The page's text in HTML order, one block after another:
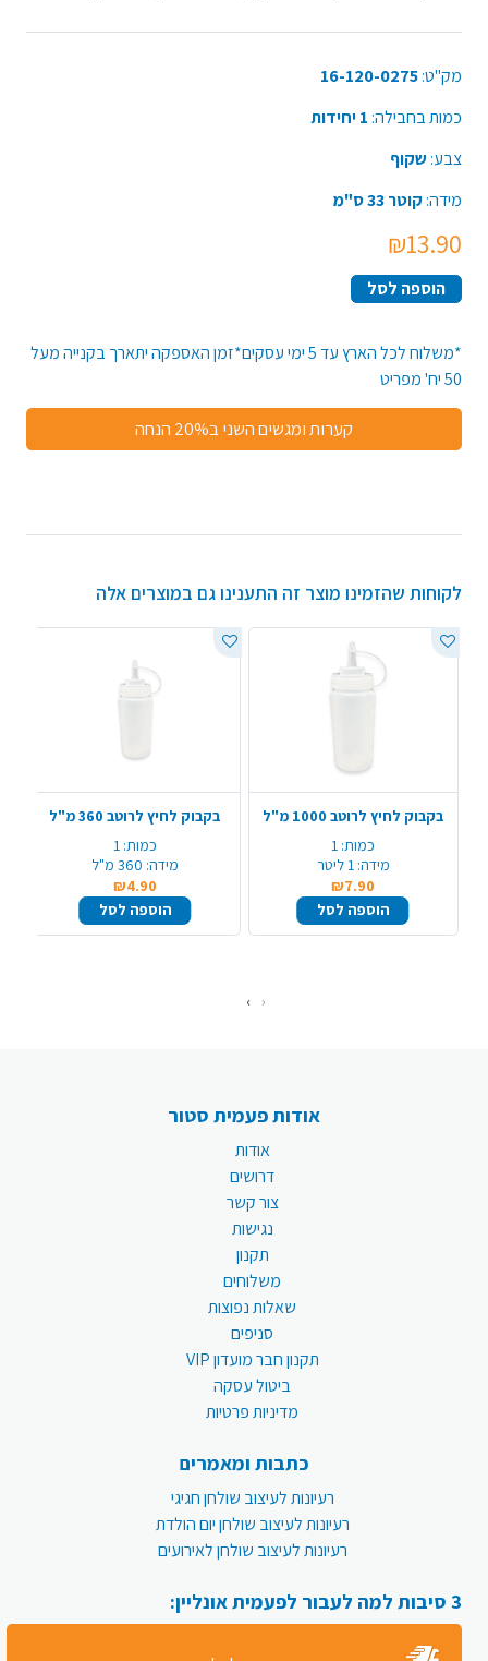
מק"ט:16-120-0275
כמות בחבילה: 1 יחידות
צבע: שקוף
מידה: קוטר 33 ס"מ
₪13.90
הוספה לסל
*משלוח לכל הארץ עד 5 ימי עסקים*זמן האספקה יתארך בקנייה מעל
50 יח' מפריט
קערות ומגשים השני ב20% הנחה
לקוחות שהזמינו מוצר זה התענינו גם במוצרים אלה
בקבוק לחיץ לרוטב 1000 מ"ל
כמות: 1
מידה: 1 ליטר
₪7.90
הוספה לסל
בקבוק לחיץ לרוטב 360 מ"ל
כמות: 1
מידה: 360 מ"ל
₪4.90
הוספה לסל
‹
›
אודות פעמית סטור
אודות
דרושים
צור קשר
נגישות
תקנון
משלוחים
שאלות נפוצות
סניפים
תקנון חבר מועדון VIP
ביטול עסקה
מדיניות פרטיות
כתבות ומאמרים
רעיונות לעיצוב שולחן חגיגי
רעיונות לעיצוב שולחן יום הולדת
רעיונות לעיצוב שולחן לאירועים
3 סיבות למה לעבור לפעמית אונליין: